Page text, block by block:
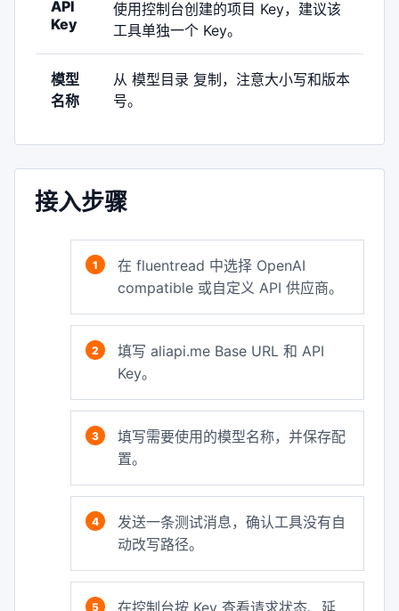
API
Key
使用控制台创建的项目 Key，建议该
工具单独一个 Key。
模型
名称
从 模型目录 复制，注意大小写和版本
号。
接入步骤
在 fluentread 中选择 OpenAI
compatible 或自定义 API 供应商。
填写 aliapi.me Base URL 和 API
Key。
填写需要使用的模型名称，并保存配
置。
发送一条测试消息，确认工具没有自
动改写路径。
在控制台按 Key 查看请求状态、延